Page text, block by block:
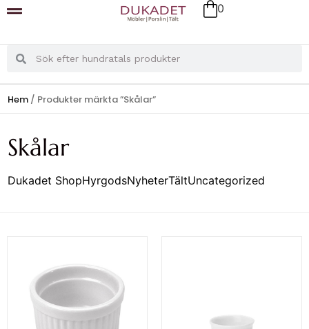
0
Hem / Produkter märkta ”Skålar”
Skålar
Dukadet ShopHyrgodsNyheterTältUncategorized